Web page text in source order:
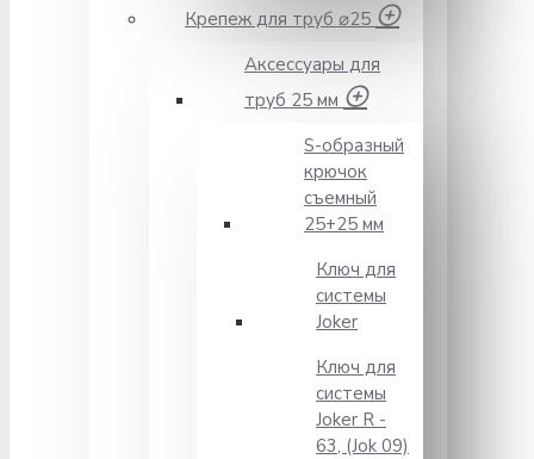
Крепеж для труб ⌀25
Аксессуары для
труб 25 мм
S-образный
крючок
съемный
25+25 мм
Ключ для
системы
Joker
Ключ для
системы
Joker R -
63, (Jok 09)